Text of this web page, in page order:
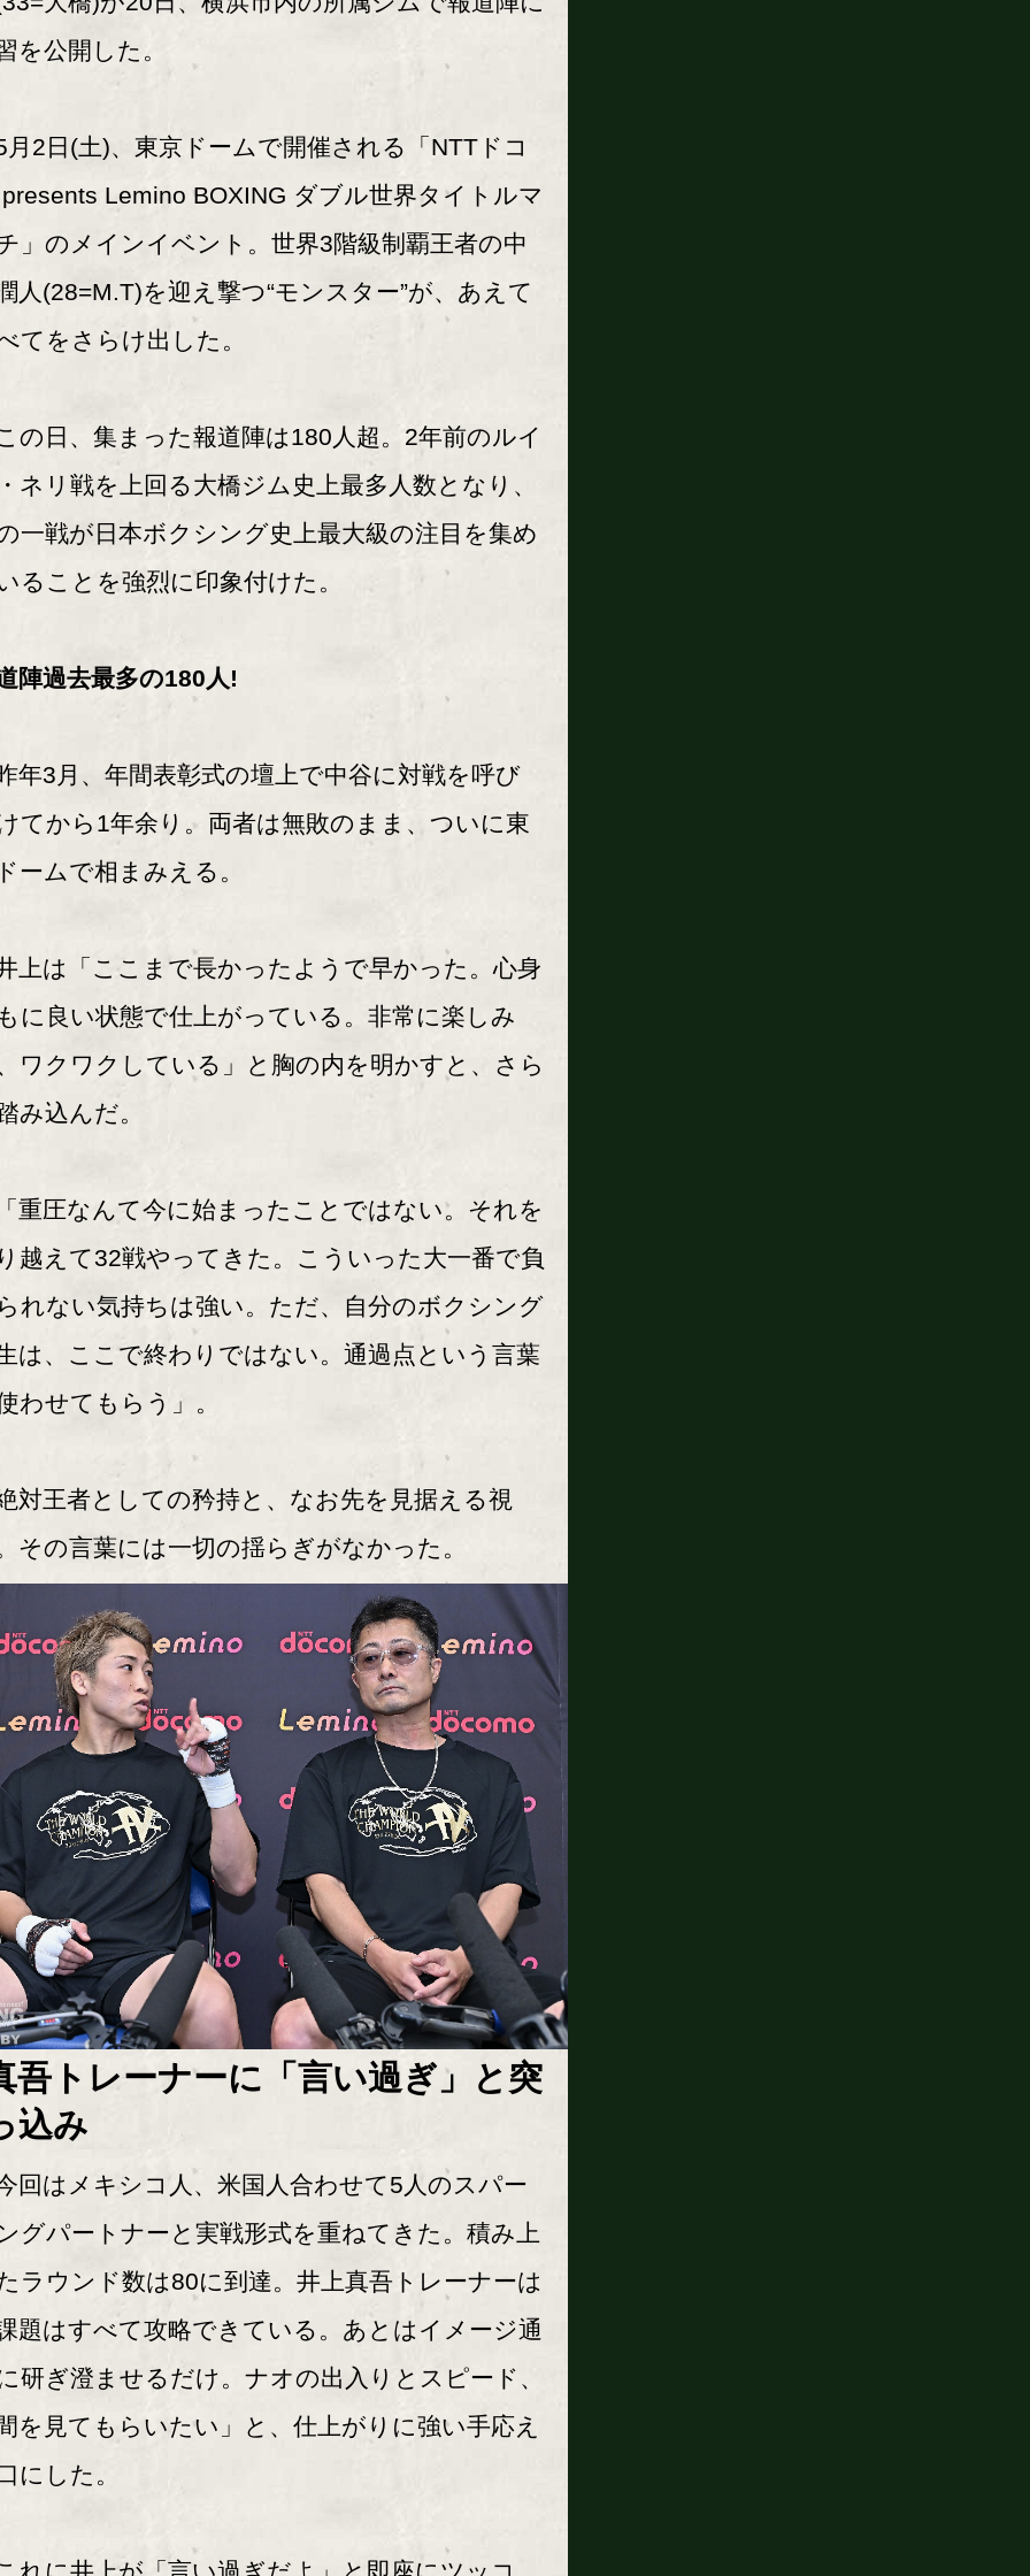
を公開した。
2日(土)、東京ドームで開催される「NTTドコ
Lemino BOXING ダブル世界タイトルマ
」のメインイベント。世界3階級制覇王者の中
人(28=M.T)を迎え撃つ“モンスター”が、あえて
てをさらけ出した。
日、集まった報道陣は180人超。2年前のルイ
ネリ戦を上回る大橋ジム史上最多人数となり、
一戦が日本ボクシング史上最大級の注目を集め
ることを強烈に印象付けた。
陣過去最多の180人!
3月、年間表彰式の壇上で中谷に対戦を呼び
てから1年余り。両者は無敗のまま、ついに東
ームで相まみえる。
は「ここまで長かったようで早かった。心身
に良い状態で仕上がっている。非常に楽しみ
ワクワクしている」と胸の内を明かすと、さら
み込んだ。
圧なんて今に始まったことではない。それを
越えて32戦やってきた。こういった大一番で負
れない気持ちは強い。ただ、自分のボクシング
は、ここで終わりではない。通過点という言葉
わせてもらう」。
王者としての矜持と、なお先を見据える視
その言葉には一切の揺らぎがなかった。
吾トレーナーに「言い過ぎ」と突
込み
はメキシコ人、米国人合わせて5人のスパー
グパートナーと実戦形式を重ねてきた。積み上
ラウンド数は80に到達。井上真吾トレーナーは
題はすべて攻略できている。あとはイメージ通
研ぎ澄ませるだけ。ナオの出入りとスピード、
を見てもらいたい」と、仕上がりに強い手応え
にした。